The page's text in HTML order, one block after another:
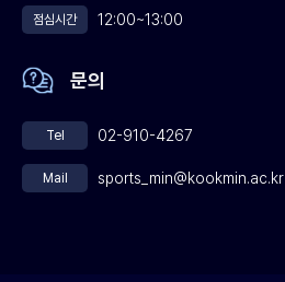
점심시간 12:00~13:00
문의
Tel 02-910-4267
Mail sports_min@kookmin.ac.kr